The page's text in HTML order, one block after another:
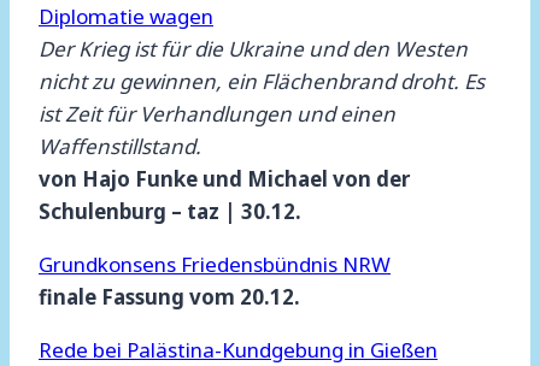
Diplomatie wagen
Der Krieg ist für die Ukraine und den Westen
nicht zu gewinnen, ein Flächenbrand droht. Es
ist Zeit für Verhandlungen und einen
Waffenstillstand.
von Hajo Funke und Michael von der
Schulenburg – taz | 30.12.
Grundkonsens Friedensbündnis NRW
finale Fassung vom 20.12.
Rede bei Palästina-Kundgebung in Gießen